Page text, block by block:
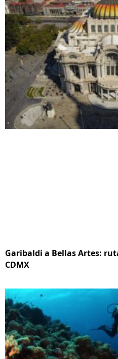
Garibaldi a Bellas Artes:
CDMX